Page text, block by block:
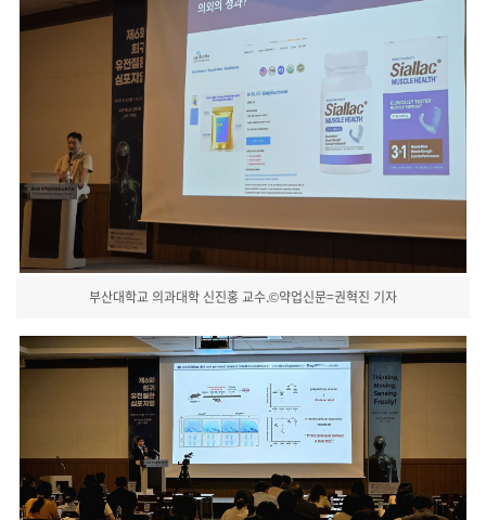
부산대학교 의과대학 신진홍 교수.©약업신문=권혁진 기자